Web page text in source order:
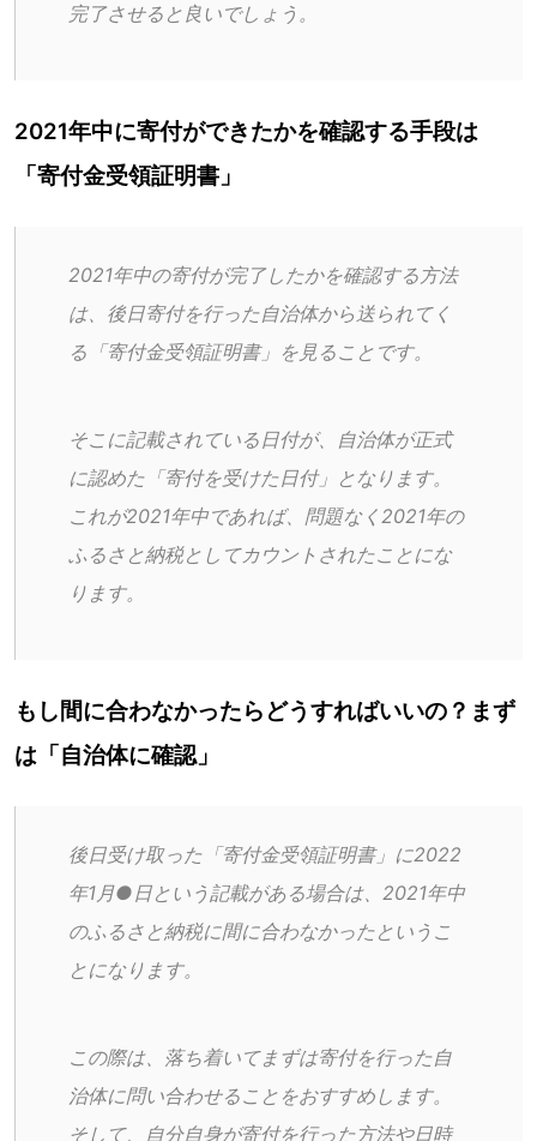
完了させると良いでしょう。
2021年中に寄付ができたかを確認する手段は
「寄付金受領証明書」
2021年中の寄付が完了したかを確認する方法
は、後日寄付を行った自治体から送られてく
る「寄付金受領証明書」を見ることです。
そこに記載されている日付が、自治体が正式
に認めた「寄付を受けた日付」となります。
これが2021年中であれば、問題なく2021年の
ふるさと納税としてカウントされたことにな
ります。
もし間に合わなかったらどうすればいいの？まず
は「自治体に確認」
後日受け取った「寄付金受領証明書」に2022
年1月●日という記載がある場合は、2021年中
のふるさと納税に間に合わなかったというこ
とになります。
この際は、落ち着いてまずは寄付を行った自
治体に問い合わせることをおすすめします。
そして、自分自身が寄付を行った方法や日時